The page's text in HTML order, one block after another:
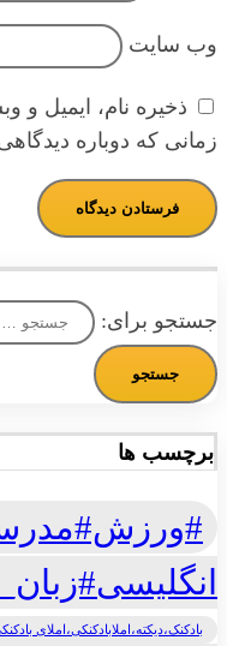
وب‌ سایت
ذخیره نام، ایمیل و
زمانی که دوباره
جستجو برای:
برچسب ها
بادکنک،دیکته،املابادکنکی،املای